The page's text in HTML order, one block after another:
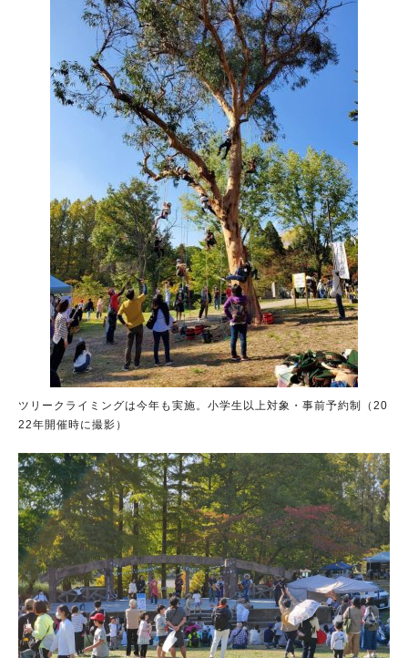
ツリークライミングは今年も実施。小学生以上対象・事前予約制（20
22年開催時に撮影）